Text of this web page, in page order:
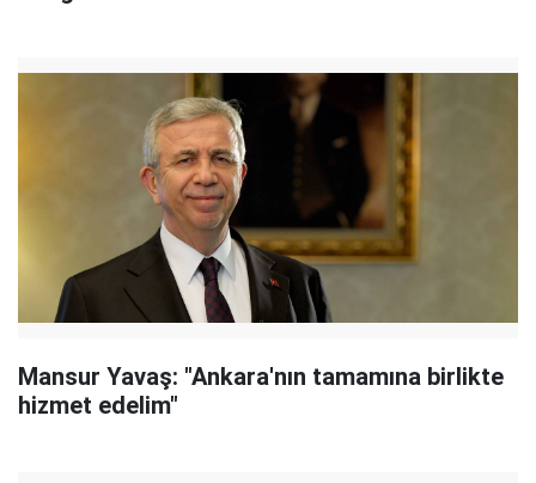
Mansur Yavaş: "Ankara'nın tamamına birlikte
hizmet edelim"